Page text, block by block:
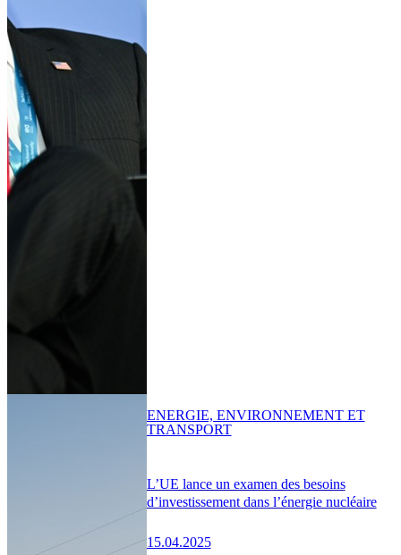
L’UE lance un examen des besoins
d’investissement dans l’énergie nucléaire
15.04.2025
ENERGIE, ENVIRONNEMENT ET
TRANSPORT